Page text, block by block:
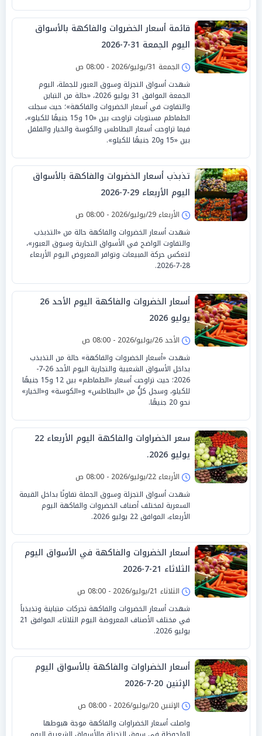
قائمة أسعار الخضروات والفاكهة بالأسواق
اليوم الجمعة 31-7-2026
الجمعة 31/يوليو/2026 - 08:00 ص
شهدت أسواق التجزئة وسوق العبور للجملة، اليوم
الجمعة الموافق 31 يوليو 2026، «حالة من التباين
والتفاوت في أسعار الخضروات والفاكهة»؛ حيث سجلت
الطماطم مستويات تراوحت بين «10 و15 جنيهًا للكيلو»،
فيما تراوحت أسعار البطاطس والكوسة والخيار والفلفل
بين «15 و20 جنيهًا للكيلو».
تذبذب أسعار الخضروات والفاكهة بالأسواق
اليوم الأربعاء 29-7-2026
الأربعاء 29/يوليو/2026 - 08:00 ص
شهدت أسعار الخضروات والفاكهة حالة من «التذبذب
والتفاوت الواضح في الأسواق التجارية وسوق العبور»،
لتعكس حركة المبيعات وتوافر المعروض اليوم الأربعاء
28-7-2026.
أسعار الخضروات والفاكهة اليوم الأحد 26
يوليو 2026
الأحد 26/يوليو/2026 - 08:00 ص
شهدت «أسعار الخضروات والفاكهة» حالة من التذبذب
بداخل الأسواق الشعبية والتجارية اليوم الأحد 26-7-
2026؛ حيث تراوحت أسعار «الطماطم» بين 12 و15 جنيهًا
للكيلو، وسجل كلٌّ من «البطاطس» و«الكوسة» و«الخيار»
نحو 20 جنيهًا.
سعر الخضراوات والفاكهة اليوم الأربعاء 22
يوليو 2026.
الأربعاء 22/يوليو/2026 - 08:00 ص
شهدت أسواق التجزئة وسوق الجملة تفاوتًا بداخل القيمة
السعرية لمختلف أصناف الخضروات والفاكهة اليوم
الأربعاء، الموافق 22 يوليو 2026.
أسعار الخضروات والفاكهة في الأسواق اليوم
الثلاثاء 21-7-2026
الثلاثاء 21/يوليو/2026 - 08:00 ص
شهدت أسعار الخضروات والفاكهة تحركات متباينة وتذبذباً
في مختلف الأصناف المعروضة اليوم الثلاثاء، الموافق 21
يوليو 2026.
أسعار الخضراوات والفاكهة بالأسواق اليوم
الإثنين 20-7-2026
الإثنين 20/يوليو/2026 - 08:00 ص
واصلت أسعار الخضراوات والفاكهة موجة هبوطها